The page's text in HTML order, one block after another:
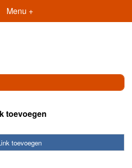
Menu +
toevoegen
toevoegen